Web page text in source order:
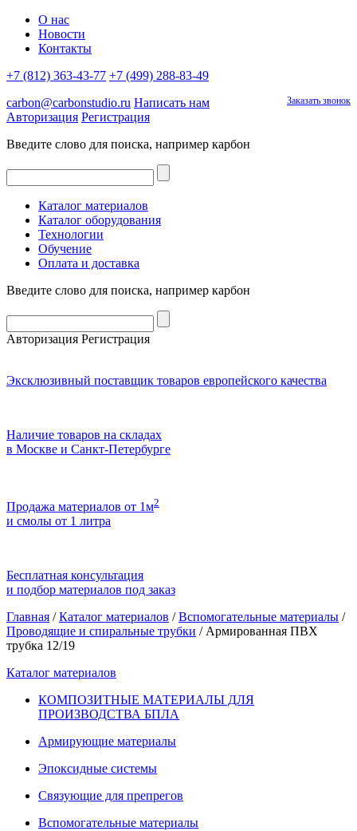
О нас
Новости
Контакты
+7 (812) 363-43-77 +7 (499) 288-83-49
Заказать звонок
carbon@carbonstudio.ru Написать нам
Авторизация Регистрация
Введите слово для поиска, например карбон
Каталог материалов
Каталог оборудования
Технологии
Обучение
Оплата и доставка
Введите слово для поиска, например карбон
Авторизация Регистрация
Эксклюзивный поставщик товаров европейского качества
Наличие товаров на складах
в Москве и Санкт-Петербурге
Продажа материалов от 1м2
и смолы от 1 литра
Бесплатная консультация
и подбор материалов под заказ
Главная / Каталог материалов / Вспомогательные материалы /
Проводящие и спиральные трубки /Армированная ПВХ
трубка 12/19
Каталог материалов
КОМПОЗИТНЫЕ МАТЕРИАЛЫ ДЛЯ
ПРОИЗВОДСТВА БПЛА
Армирующие материалы
Эпоксидные системы
Связующие для препрегов
Вспомогательные материалы